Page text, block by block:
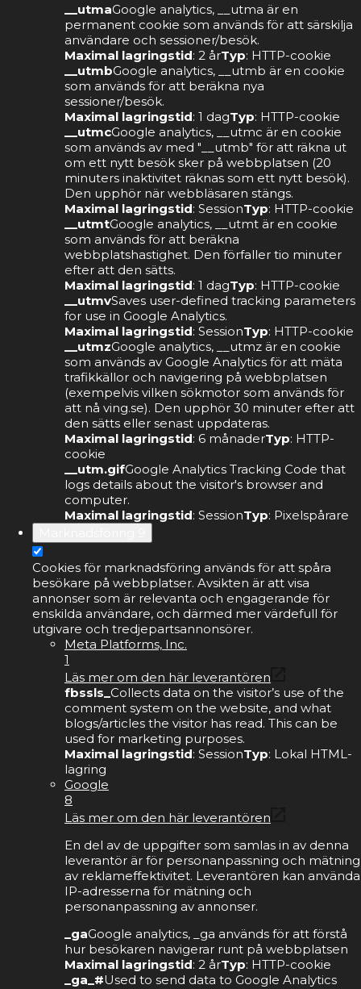
__utmaGoogle analytics, __utma är en
permanent cookie som används för att särskilja
användare och sessioner/besök.
Maximal lagringstid: 2 årTyp: HTTP-cookie
__utmbGoogle analytics, __utmb är en cookie
som används för att beräkna nya
sessioner/besök.
Maximal lagringstid: 1 dagTyp: HTTP-cookie
__utmcGoogle analytics, __utmc är en cookie
som används av med "__utmb" för att räkna ut
om ett nytt besök sker på webbplatsen (20
minuters inaktivitet räknas som ett nytt besök).
Den upphör när webbläsaren stängs.
Maximal lagringstid: SessionTyp: HTTP-cookie
__utmtGoogle analytics, __utmt är en cookie
som används för att beräkna
webbplatshastighet. Den förfaller tio minuter
efter att den sätts.
Maximal lagringstid: 1 dagTyp: HTTP-cookie
__utmvSaves user-defined tracking parameters
for use in Google Analytics.
Maximal lagringstid: SessionTyp: HTTP-cookie
__utmzGoogle analytics, __utmz är en cookie
som används av Google Analytics för att mäta
trafikkällor och navigering på webbplatsen
(exempelvis vilken sökmotor som används för
att nå ving.se). Den upphör 30 minuter efter att
den sätts eller senast uppdateras.
Maximal lagringstid: 6 månaderTyp: HTTP-
cookie
__utm.gifGoogle Analytics Tracking Code that
logs details about the visitor's browser and
computer.
Maximal lagringstid: SessionTyp: Pixelspårare
Cookies för marknadsföring används för att spåra
besökare på webbplatser. Avsikten är att visa
annonser som är relevanta och engagerande för
enskilda användare, och därmed mer värdefull för
utgivare och tredjepartsannonsörer.
Meta Platforms, Inc.
1
Läs mer om den här leverantören
fbssls_ Collects data on the visitor’s use of the
comment system on the website, and what
blogs/articles the visitor has read. This can be
used for marketing purposes.
Maximal lagringstid: SessionTyp: Lokal HTML-
lagring
Google
8
Läs mer om den här leverantören
En del av de uppgifter som samlas in av denna
leverantör är för personanpassning och mätning
av reklameffektivitet. Leverantören kan använda
IP-adresserna för mätning och
personanpassning av annonser.
_gaGoogle analytics, _ga används för att förstå
hur besökaren navigerar runt på webbplatsen
Maximal lagringstid: 2 årTyp: HTTP-cookie
_ga_#Used to send data to Google Analytics